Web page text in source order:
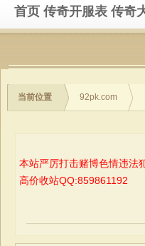
首页 传奇开服表 传奇
当前位置 92pk.com
本站严厉打击赌博色情违法
高价收站QQ:859861192